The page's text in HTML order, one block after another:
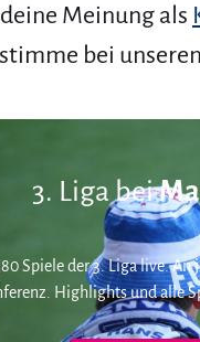
Meinung als
bei
3. Liga bei
Spiele der 3. Liga live.
Highlights und alle